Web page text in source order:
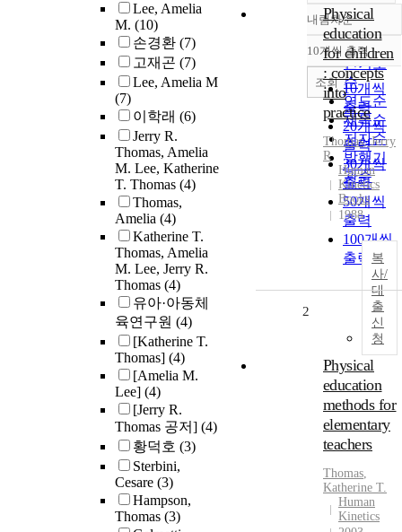
Lee, Amelia
M. (10)
손경환 (7)
고재곤 (7)
Lee, Amelia M
(7)
이학래 (6)
Jerry R.
Thomas, Amelia
M. Lee, Katherine
T. Thomas (4)
Thomas,
Amelia (4)
Katherine T.
Thomas, Amelia
M. Lee, Jerry R.
Thomas (4)
유아·아동체
육연구원 (4)
[Katherine T.
Thomas] (4)
[Amelia M.
Lee] (4)
[Jerry R.
Thomas 공저] (4)
황덕호 (3)
Sterbini,
Cesare (3)
Hampson,
Thomas (3)
정확도
순
인기도
순
연도순
제목순
저자순
발행기
관순
내림차순
내림차순
10개씩 출력
10개씩
출력
20개씩
출력
30개씩
출력
50개씩
출력
100개씩
출력
조회
Physical
education
for children
: concepts
into
practice
Thomas, Jerry
R
Human
Kinetics
Books
1988
복
사/
대
출
신
청
2
Physical
education
methods for
elementary
teachers
Thomas,
Katherine T.
Human
Kinetics